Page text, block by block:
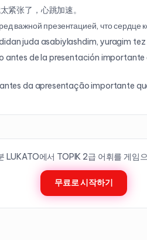
紧张了，心跳加速。
важной презентацией, что сердце
juda asabiylashdim, yuragim tez
antes de la presentación
da apresentação importante
LUKATO에서 TOPIK 2급 어휘를 게임
무료로 시작하기